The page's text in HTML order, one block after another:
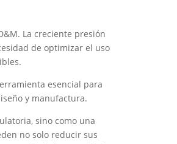
La creciente presión
de optimizar el uso
esencial para
y manufactura.
sino como una
no solo reducir sus